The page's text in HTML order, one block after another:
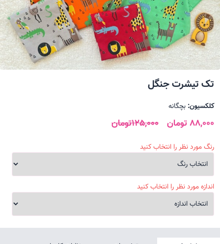
تک تیشرت جنگل
کلکسیون: بچگانه
88,000 تومان 125,000تومان
رنگ مورد نظر را انتخاب کنید
اندازه مورد نظر را انتخاب کنید